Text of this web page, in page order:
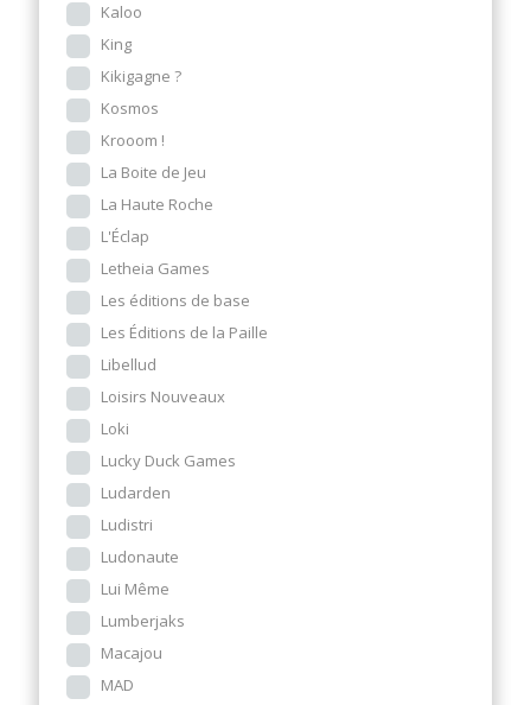
Kaloo
King
Kikigagne ?
Kosmos
Krooom !
La Boite de Jeu
La Haute Roche
L'Éclap
Letheia Games
Les éditions de base
Les Éditions de la Paille
Libellud
Loisirs Nouveaux
Loki
Lucky Duck Games
Ludarden
Ludistri
Ludonaute
Lui Même
Lumberjaks
Macajou
MAD